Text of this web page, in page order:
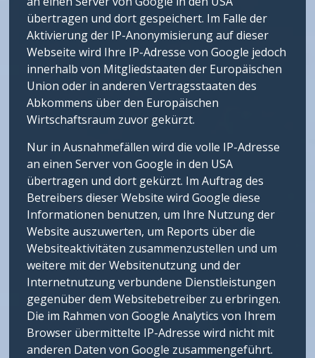
übertragen und dort gespeichert. Im Falle der
Aktivierung der IP-Anonymisierung auf dieser
Webseite wird Ihre IP-Adresse von Google jedoch
innerhalb von Mitgliedstaaten der Europäischen
Union oder in anderen Vertragsstaaten des
Abkommens über den Europäischen
Wirtschaftsraum zuvor gekürzt.
Nur in Ausnahmefällen wird die volle IP-Adresse
an einen Server von Google in den USA
übertragen und dort gekürzt. Im Auftrag des
Betreibers dieser Website wird Google diese
Informationen benutzen, um Ihre Nutzung der
Website auszuwerten, um Reports über die
Websiteaktivitäten zusammenzustellen und um
weitere mit der Websitenutzung und der
Internetnutzung verbundene Dienstleistungen
gegenüber dem Websitebetreiber zu erbringen.
Die im Rahmen von Google Analytics von Ihrem
Browser übermittelte IP-Adresse wird nicht mit
anderen Daten von Google zusammengeführt.